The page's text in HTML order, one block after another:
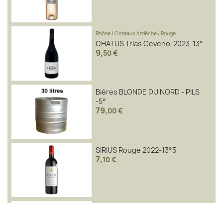
Rhône/Coteaux Ardèche/Rouge
CHATUS Trias Cevenol 2023-13°
9,50 €
Bières BLONDE DU NORD - PILS
-5°
79,00 €
SIRIUS Rouge 2022-13°5
7,10 €